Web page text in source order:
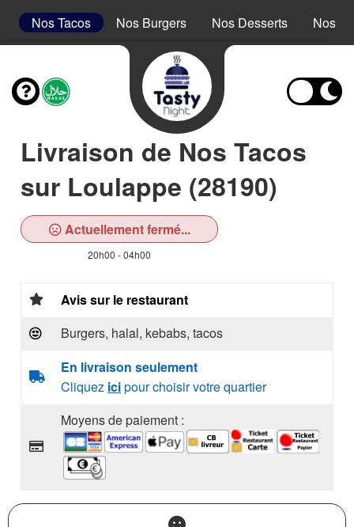
Nos Tacos Nos Burgers Nos Desserts Nos
Livraison de Nos Tacos
sur Loulappe (28190)
Actuellement fermé...
20h00 - 04h00
Avis sur le restaurant
Burgers, halal, kebabs, tacos
En livraison seulement
Cliquez icipour choisir votre quartier
Moyens de paiement :